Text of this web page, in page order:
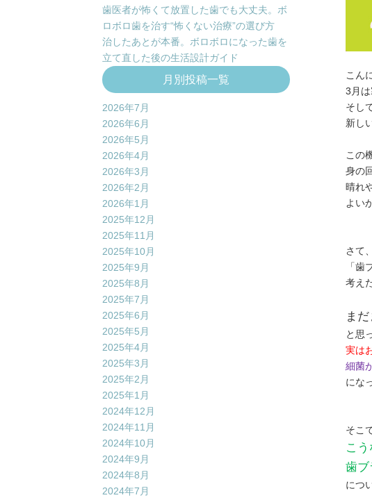
歯医者が怖くて放置した歯でも大丈夫。ボ
ロボロ歯を治す“怖くない治療”の選び方
治したあとが本番。ボロボロになった歯を
立て直した後の生活設計ガイド
月別投稿一覧
2026年7月
2026年6月
2026年5月
2026年4月
2026年3月
2026年2月
2026年1月
2025年12月
2025年11月
2025年10月
2025年9月
2025年8月
2025年7月
2025年6月
2025年5月
2025年4月
2025年3月
2025年2月
2025年1月
2024年12月
2024年11月
2024年10月
2024年9月
2024年8月
2024年7月
こん
3月
そし
新し
この
身の
晴れ
よい
さて
「歯
考え
ま
と思
実は
細菌
にな
そこ
こ
歯ブ
につ